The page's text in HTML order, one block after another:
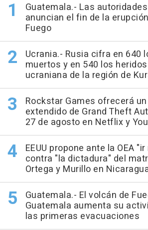
Guatemala.- Las
anuncian el fin de la
Fuego
Ucrania.- Rusia cifra en 640
muertos y en 540 los
ucraniana de la región de
Rockstar Games ofrecerá
extendido de Grand Theft
27 de agosto en Netflix y
EEUU propone ante la OEA
contra "la dictadura" del
Ortega y Murillo en
Guatemala.- El volcán de
Guatemala aumenta su
las primeras evacuaciones